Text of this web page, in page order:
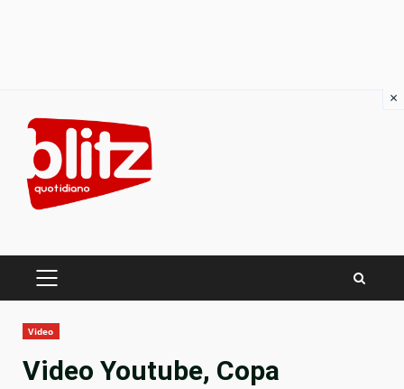
content
PRIMARY
Video
Video Youtube, Copa
×